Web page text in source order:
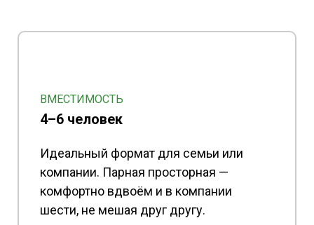
Идеальный формат для семьи или
компании. Парная просторная —
комфортно вдвоём и в компании
шести, не мешая друг другу.
4–6 человек
ВМЕСТИМОСТЬ